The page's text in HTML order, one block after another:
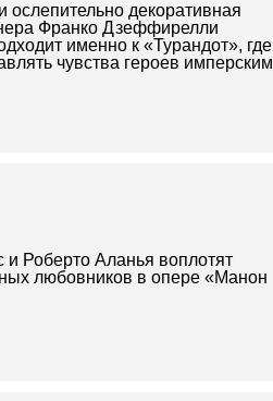
ослепительно декоративная
Франко Дзеффирелли
именно к «Турандот», где
чувства героев имперским
и Роберто Аланья воплотят
любовников в опере «Манон